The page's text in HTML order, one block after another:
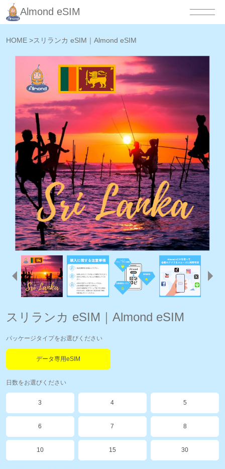
Almond eSIM
HOME >スリランカ eSIM｜Almond eSIM
スリランカ eSIM｜Almond eSIM
パッケージタイプをお選びください
データ専用eSIM
日数をお選びください
3 4 5
6 7 8
10 15 30